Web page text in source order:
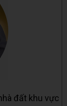
đất khu vực